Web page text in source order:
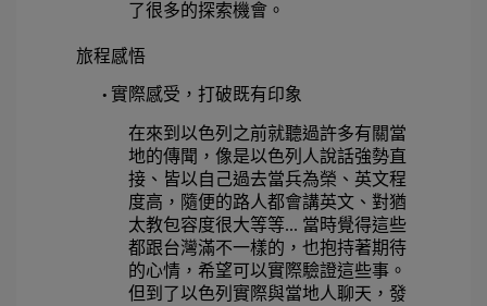
了很多的探索機會。
旅程感悟
• 實際感受，打破既有印象
在來到以色列之前就聽過許多有關當
地的傳聞，像是以色列人說話強勢直
接、皆以自己過去當兵為榮、英文程
度高，隨便的路人都會講英文、對猶
太教包容度很大等等... 當時覺得這些
都跟台灣滿不一樣的，也抱持著期待
的心情，希望可以實際驗證這些事。
但到了以色列實際與當地人聊天，發